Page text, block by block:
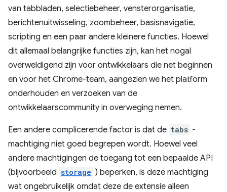
van tabbladen, selectiebeheer, vensterorganisatie,
berichtenuitwisseling, zoombeheer, basisnavigatie,
scripting en een paar andere kleinere functies. Hoewel
dit allemaal belangrijke functies zijn, kan het nogal
overweldigend zijn voor ontwikkelaars die net beginnen
en voor het Chrome-team, aangezien we het platform
onderhouden en verzoeken van de
ontwikkelaarscommunity in overweging nemen.
Een andere complicerende factor is dat de tabs -
machtiging niet goed begrepen wordt. Hoewel veel
andere machtigingen de toegang tot een bepaalde API
(bijvoorbeeld storage ) beperken, is deze machtiging
wat ongebruikelijk omdat deze de extensie alleen